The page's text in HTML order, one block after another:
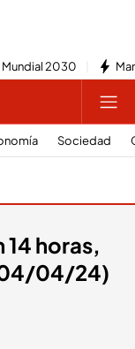
Mundial 2030
Sociedad
horas,
04/24)